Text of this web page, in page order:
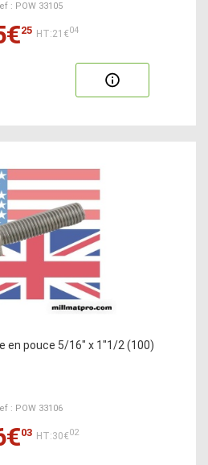
: POW 33105
25 HT:21€04
en pouce 5/16" x 1"1/2 (100)
: POW 33106
03 HT:30€02